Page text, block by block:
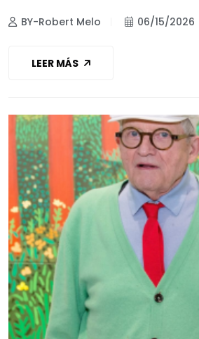
BY-Robert Melo 06/15/2026
LEER MÁS